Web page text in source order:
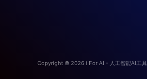
Copyright © 2026 i For AI - 人工智能AI工